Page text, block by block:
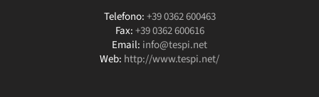
Telefono:+39 0362 600463
Fax:+39 0362 600616
Email: info@tespi.net
Web: http://www.tespi.net/